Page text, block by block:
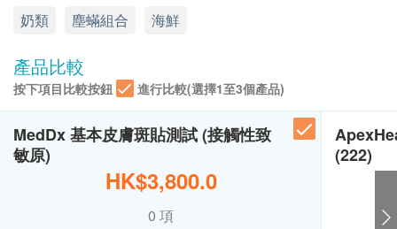
紅蘿蔔
大蒜
洋蔥
馬鈴薯
蕃茄
白蘿蔔
白芥
ESDlife 保留最後決定權。
所有測試並非作為醫務診斷或治療用途，是次檢測
只屬篩選測試。
免責聲明：
所有健康檢查/服務並非作為醫務診斷或治療用
途。當閣下身體健康出現任何疾病徵兆時，應立即
諮詢有認可資格的醫生，作出診斷及治療。
本服務/產品由商戶提供。生活易【健康網購
health.ESDlife】並沒有經營或提供本服務/產品。
星期一至五: 9:00a.m – 6:00p.m & 9:00p.m – 10:00p.m
奶類
塵蟎組合 海鮮
產品比較
按下項目比較按鈕 進行比較(選擇1至3個產品)
MedDx 基本皮膚斑貼測試 (接觸性致
敏原)
HK$3,800.0
0 項
(222)